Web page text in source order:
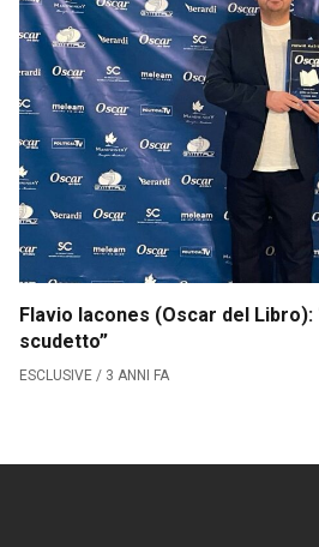
Serie B
CLASSIFICA
Contatti
Collabora
Flavio Iacones (Oscar del Libro):
scudetto”
ESCLUSIVE / 3 ANNI FA